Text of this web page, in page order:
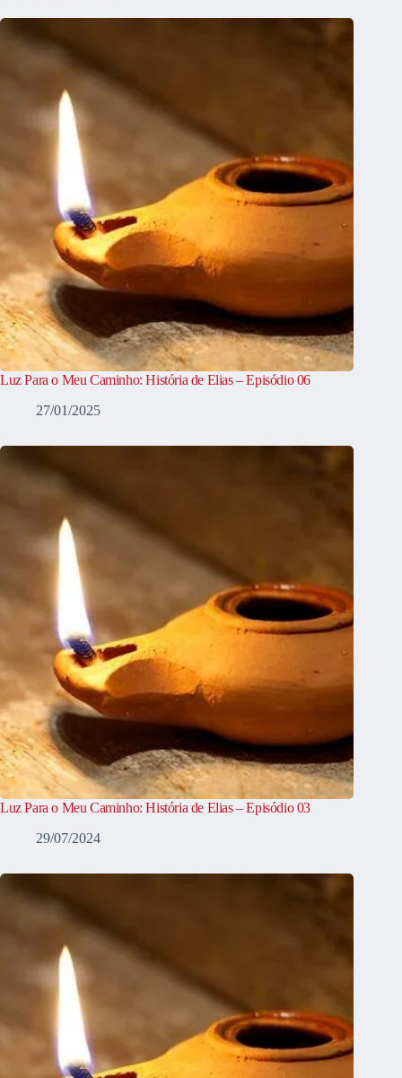
Luz Para o Meu Caminho: História de Elias – Episódio 06
27/01/2025
Luz Para o Meu Caminho: História de Elias – Episódio 03
29/07/2024